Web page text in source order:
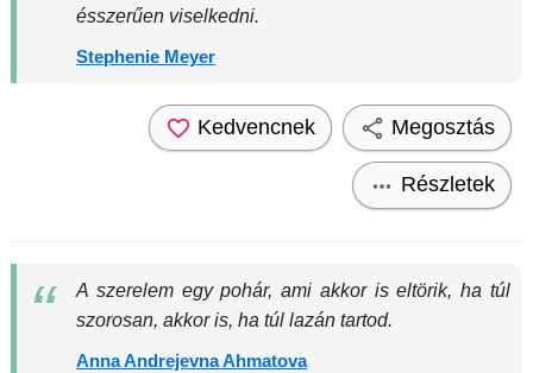
ésszerűen viselkedni.
Stephenie Meyer
Kedvencnek Megosztás
Részletek
A szerelem egy pohár, ami akkor is eltörik, ha túl
szorosan, akkor is, ha túl lazán tartod.
Anna Andrejevna Ahmatova